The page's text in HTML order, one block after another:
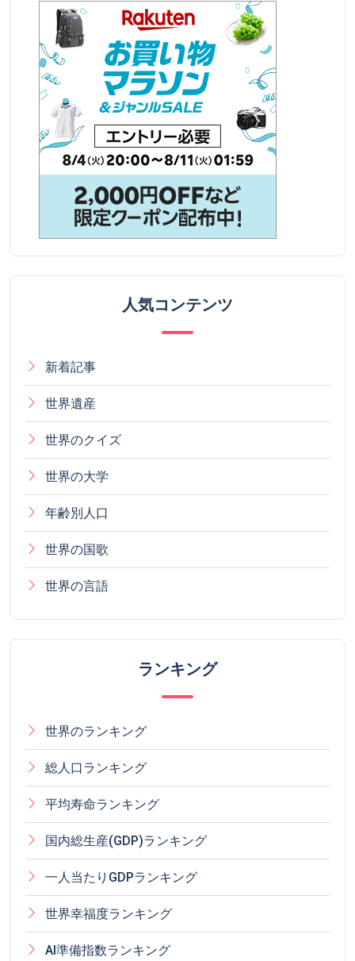
人気コンテンツ
新着記事
世界遺産
世界のクイズ
世界の大学
年齢別人口
世界の国歌
世界の言語
ランキング
世界のランキング
総人口ランキング
平均寿命ランキング
国内総生産(GDP)ランキング
一人当たりGDPランキング
世界幸福度ランキング
AI準備指数ランキング